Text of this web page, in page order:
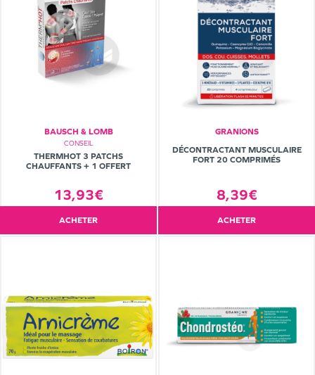
BAUSCH & LOMB
CONSEIL
THERMHOT 3 PATCHS
CHAUFFANTS + 1 OFFERT
13,93€
ACHETER
GRANIONS
DÉCONTRACTANT MUSCULAIRE
FORT 20 COMPRIMÉS
8,39€
ACHETER